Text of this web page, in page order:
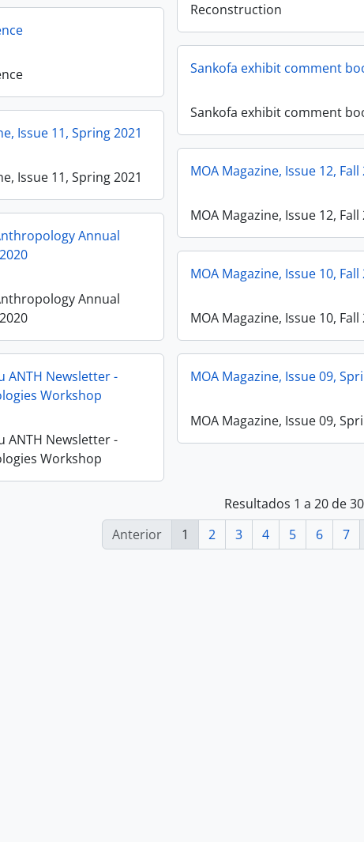
Reconstruction
Sankofa exhibit comment
Sankofa exhibit comment
Issue 11, Spring 2021
Issue 11, Spring 2021 MOA Magazine, Issue 12, Fall
MOA Magazine, Issue 12, Fall
Annual
Annual
MOA Magazine, Issue 10, Fall
MOA Magazine, Issue 10, Fall
ANTH Newsletter -
Workshop
ANTH Newsletter -
Workshop
MOA Magazine, Issue 09,
MOA Magazine, Issue 09,
Resultados 1 a 20 de
Anterior
1 2 3 4 5 6 7